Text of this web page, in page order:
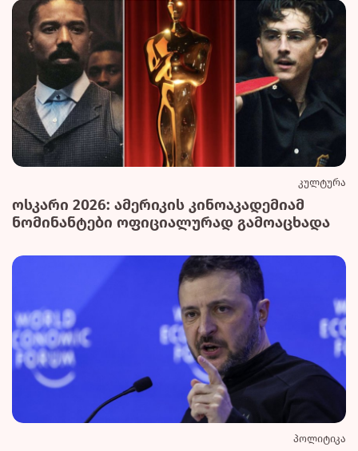
კულტურა
ოსკარი 2026: ამერიკის კინოაკადემიამ
ნომინანტები ოფიციალურად გამოაცხადა
პოლიტიკა